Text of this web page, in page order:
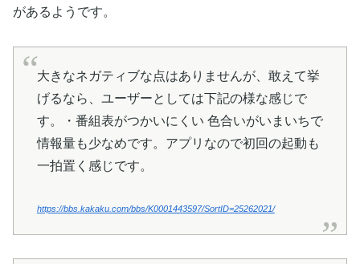
があるようです。
大きなネガティブな点はありませんが、敢えて挙
げるなら、ユーザーとしては下記の様な感じで
す。・番組表がつかいにくい 色合いがいまいちで
情報量も少なめです。アプリなので初回の起動も
一拍置く感じです。
https://bbs.kakaku.com/bbs/K0001443597/SortID=25262021/